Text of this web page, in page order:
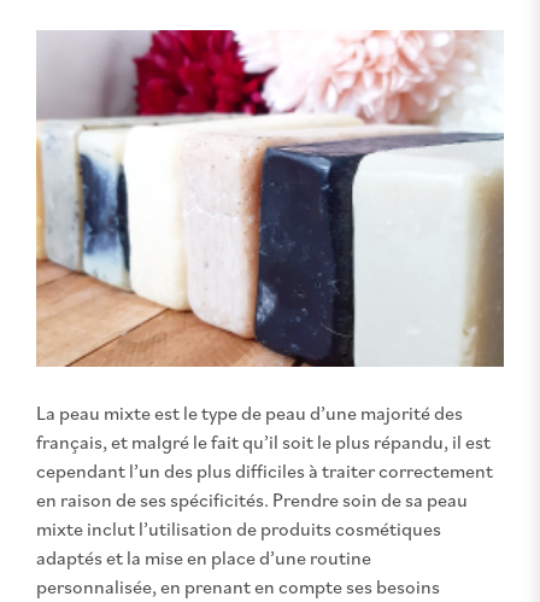
La peau mixte est le type de peau d’une majorité des
français, et malgré le fait qu’il soit le plus répandu, il est
cependant l’un des plus difficiles à traiter correctement
en raison de ses spécificités. Prendre soin de sa peau
mixte inclut l’utilisation de produits cosmétiques
adaptés et la mise en place d’une routine
personnalisée, en prenant en compte ses besoins